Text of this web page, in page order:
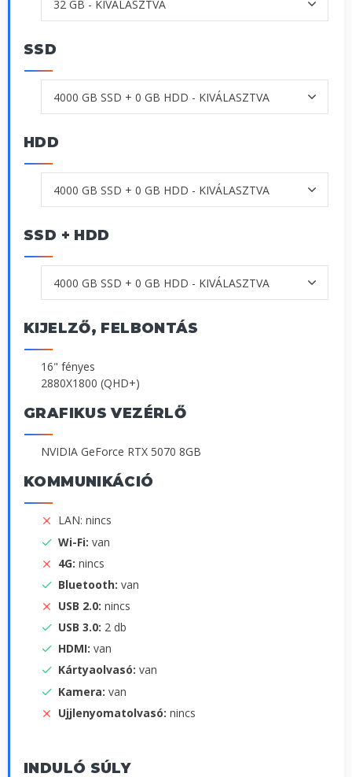
SSD
HDD
SSD + HDD
KIJELZŐ, FELBONTÁS
16" fényes
2880X1800 (QHD+)
GRAFIKUS VEZÉRLŐ
NVIDIA GeForce RTX 5070 8GB
KOMMUNIKÁCIÓ
LAN: nincs
Wi-Fi: van
4G: nincs
Bluetooth: van
USB 2.0: nincs
USB 3.0: 2 db
HDMI: van
Kártyaolvasó: van
Kamera: van
Ujjlenyomatolvasó: nincs
INDULÓ SÚLY